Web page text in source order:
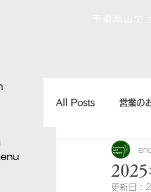
All Posts 営業の
店主のひとくち
更新日：